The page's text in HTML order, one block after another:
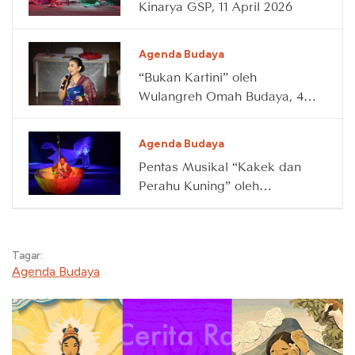
Kinarya GSP, 11 April 2026
Agenda Budaya
“Bukan Kartini” oleh
Wulangreh Omah Budaya, 4
Agenda Budaya
Pentas Musikal “Kakek dan
Perahu Kuning” oleh
Tagar:
Agenda Budaya